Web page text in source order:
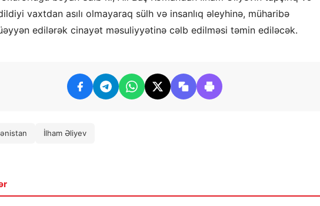
vaxtdan asılı olmayaraq sülh və insanlıq əleyhinə, müharibə
edilərək cinayət məsuliyyətinə cəlb edilməsi təmin ediləcək.
İlham Əliyev